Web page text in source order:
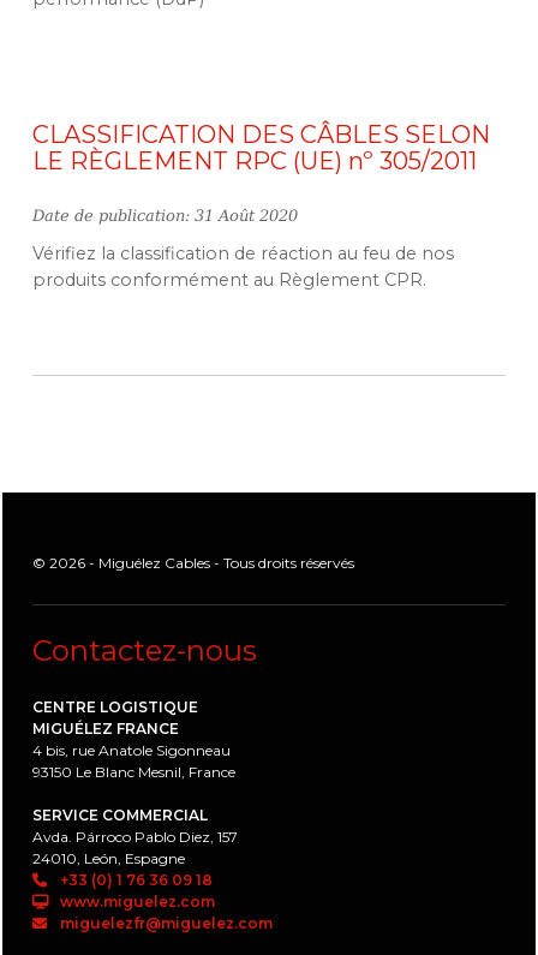
CLASSIFICATION DES CÂBLES SELON
LE RÈGLEMENT RPC (UE) nº 305/2011
Date de publication: 31 Août 2020
Vérifiez la classification de réaction au feu de nos
produits conformément au Règlement CPR.
© 2026 - Miguélez Cables - Tous droits réservés
Contactez-nous
CENTRE LOGISTIQUE
MIGUÉLEZ FRANCE
4 bis, rue Anatole Sigonneau
93150 Le Blanc Mesnil, France
SERVICE COMMERCIAL
Avda. Párroco Pablo Diez, 157
24010, León, Espagne
+33 (0) 1 76 36 09 18
www.miguelez.com
miguelezfr@miguelez.com